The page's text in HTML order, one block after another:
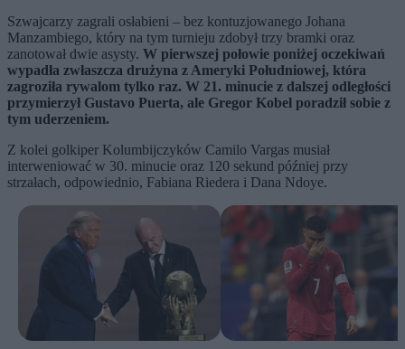
Szwajcarzy zagrali osłabieni – bez kontuzjowanego Johana
Manzambiego, który na tym turnieju zdobył trzy bramki oraz
zanotował dwie asysty. W pierwszej połowie poniżej oczekiwań
wypadła zwłaszcza drużyna z Ameryki Południowej, która
zagroziła rywalom tylko raz. W 21. minucie z dalszej odległości
przymierzył Gustavo Puerta, ale Gregor Kobel poradził sobie z
tym uderzeniem.
Z kolei golkiper Kolumbijczyków Camilo Vargas musiał
interweniować w 30. minucie oraz 120 sekund później przy
strzałach, odpowiednio, Fabiana Riedera i Dana Ndoye.